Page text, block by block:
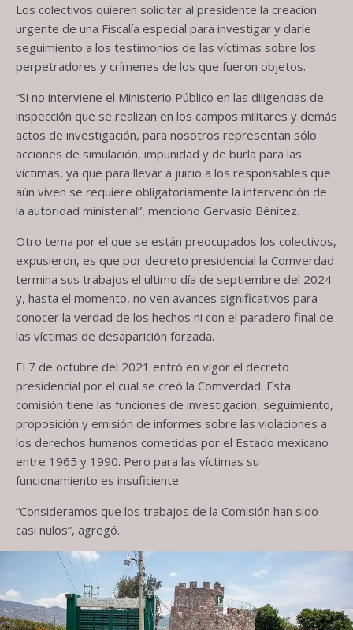
Los colectivos quieren solicitar al presidente la creación
urgente de una Fiscalía especial para investigar y darle
seguimiento a los testimonios de las víctimas sobre los
perpetradores y crímenes de los que fueron objetos.
“Si no interviene el Ministerio Público en las diligencias de
inspección que se realizan en los campos militares y demás
actos de investigación, para nosotros representan sólo
acciones de simulación, impunidad y de burla para las
víctimas, ya que para llevar a juicio a los responsables que
aún viven se requiere obligatoriamente la intervención de
la autoridad ministerial”, menciono Gervasio Bénitez.
Otro tema por el que se están preocupados los colectivos,
expusieron, es que por decreto presidencial la Comverdad
termina sus trabajos el ultimo día de septiembre del 2024
y, hasta el momento, no ven avances significativos para
conocer la verdad de los hechos ni con el paradero final de
las víctimas de desaparición forzada.
El 7 de octubre del 2021 entró en vigor el decreto
presidencial por el cual se creó la Comverdad. Esta
comisión tiene las funciones de investigación, seguimiento,
proposición y emisión de informes sobre las violaciones a
los derechos humanos cometidas por el Estado mexicano
entre 1965 y 1990. Pero para las víctimas su
funcionamiento es insuficiente.
“Consideramos que los trabajos de la Comisión han sido
casi nulos”, agregó.